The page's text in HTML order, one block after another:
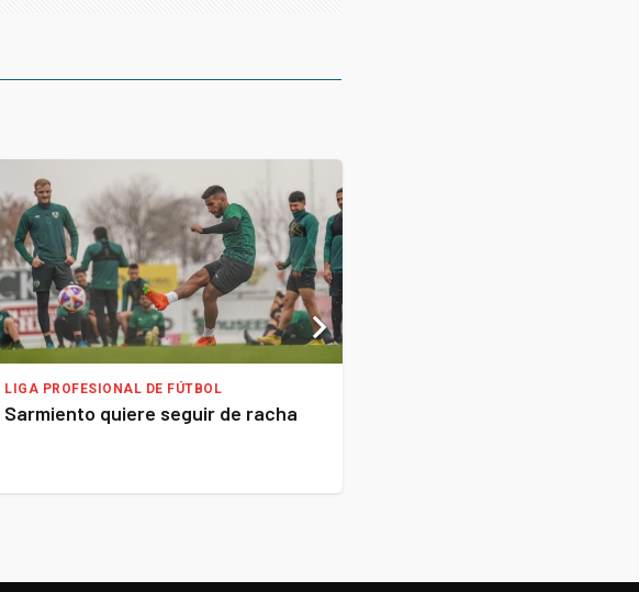
LIGA PROFESIONAL DE FÚTBOL
Sarmiento quiere seguir de racha